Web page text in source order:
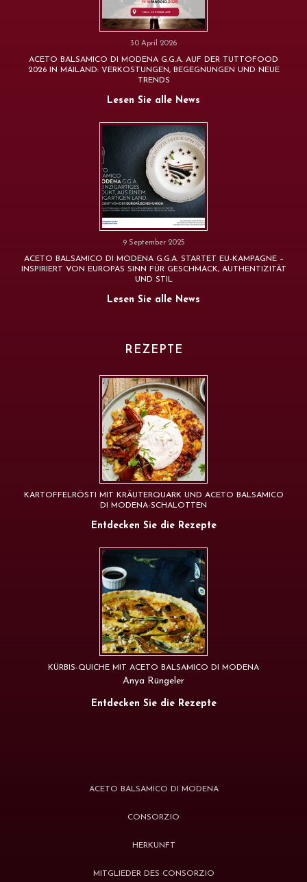
30 April 2026
ACETO BALSAMICO DI MODENA G.G.A. AUF DER TUTTOFOOD
2026 IN MAILAND: VERKOSTUNGEN, BEGEGNUNGEN UND NEUE
TRENDS
Lesen Sie alle News
9 September 2025
ACETO BALSAMICO DI MODENA G.G.A. STARTET EU-KAMPAGNE –
INSPIRIERT VON EUROPAS SINN FÜR GESCHMACK, AUTHENTIZITÄT
UND STIL
Lesen Sie alle News
REZEPTE
KARTOFFELRÖSTI MIT KRÄUTERQUARK UND ACETO BALSAMICO
DI MODENA-SCHALOTTEN
Entdecken Sie die Rezepte
KÜRBIS-QUICHE MIT ACETO BALSAMICO DI MODENA
Anya Rüngeler
Entdecken Sie die Rezepte
ACETO BALSAMICO DI MODENA
CONSORZIO
HERKUNFT
MITGLIEDER DES CONSORZIO